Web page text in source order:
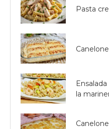
Pasta
la